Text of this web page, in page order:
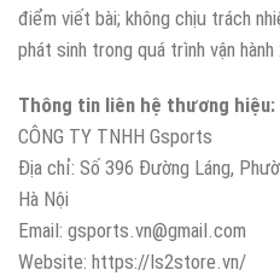
điểm viết bài; không chịu trách
phát sinh trong quá trình vận hành
Thông tin liên hệ thương hiệu:
CÔNG TY TNHH Gsports
Địa chỉ: Số 396 Đường Láng,
Hà Nội
Email: gsports.vn@gmail.com
Website: https://ls2store.vn/